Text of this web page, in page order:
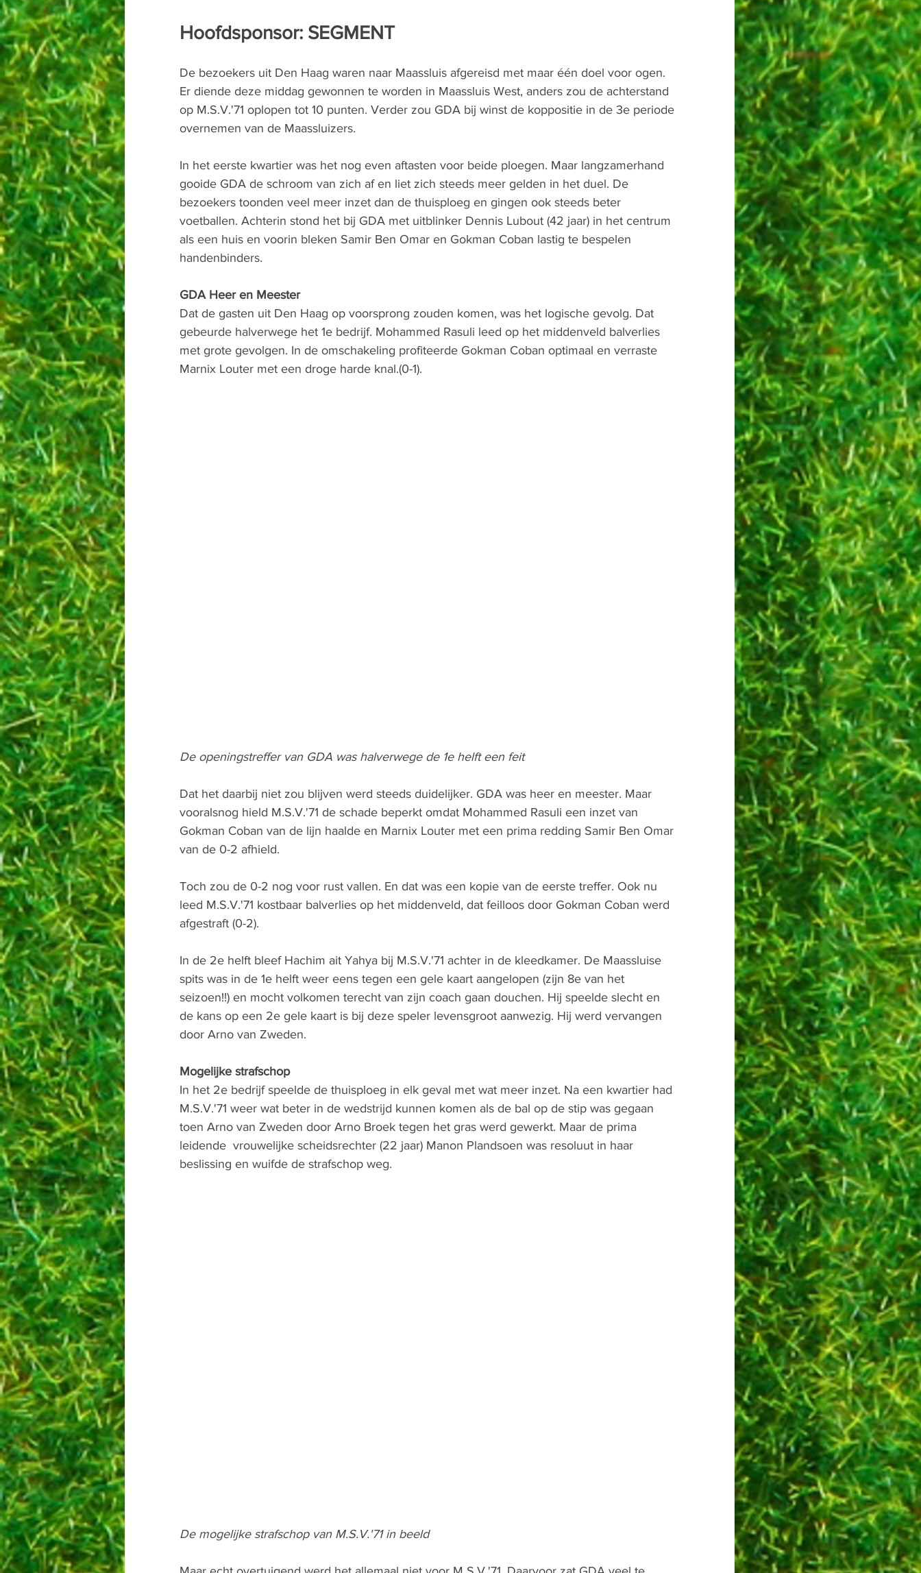
Hoofdsponsor: SEGMENT
De bezoekers uit Den Haag waren naar Maassluis afgereisd met maar één doel voor ogen.
Er diende deze middag gewonnen te worden in Maassluis West, anders zou de achterstand
op M.S.V.'71 oplopen tot 10 punten. Verder zou GDA bij winst de koppositie in de 3e periode
overnemen van de Maassluizers.
In het eerste kwartier was het nog even aftasten voor beide ploegen. Maar langzamerhand
gooide GDA de schroom van zich af en liet zich steeds meer gelden in het duel. De
bezoekers toonden veel meer inzet dan de thuisploeg en gingen ook steeds beter
voetballen. Achterin stond het bij GDA met uitblinker Dennis Lubout (42 jaar) in het centrum
als een huis en voorin bleken Samir Ben Omar en Gokman Coban lastig te bespelen
handenbinders.
GDA Heer en Meester
Dat de gasten uit Den Haag op voorsprong zouden komen, was het logische gevolg. Dat
gebeurde halverwege het 1e bedrijf. Mohammed Rasuli leed op het middenveld balverlies
met grote gevolgen. In de omschakeling profiteerde Gokman Coban optimaal en verraste
Marnix Louter met een droge harde knal.(0-1).
De openingstreffer van GDA was halverwege de 1e helft een feit
Dat het daarbij niet zou blijven werd steeds duidelijker. GDA was heer en meester. Maar
vooralsnog hield M.S.V.'71 de schade beperkt omdat Mohammed Rasuli een inzet van
Gokman Coban van de lijn haalde en Marnix Louter met een prima redding Samir Ben Omar
van de 0-2 afhield.
Toch zou de 0-2 nog voor rust vallen. En dat was een kopie van de eerste treffer. Ook nu
leed M.S.V.'71 kostbaar balverlies op het middenveld, dat feilloos door Gokman Coban werd
afgestraft (0-2).
In de 2e helft bleef Hachim ait Yahya bij M.S.V.'71 achter in de kleedkamer. De Maassluise
spits was in de 1e helft weer eens tegen een gele kaart aangelopen (zijn 8e van het
seizoen!!) en mocht volkomen terecht van zijn coach gaan douchen. Hij speelde slecht en
de kans op een 2e gele kaart is bij deze speler levensgroot aanwezig. Hij werd vervangen
door Arno van Zweden.
Mogelijke strafschop
In het 2e bedrijf speelde de thuisploeg in elk geval met wat meer inzet. Na een kwartier had
M.S.V.'71 weer wat beter in de wedstrijd kunnen komen als de bal op de stip was gegaan
toen Arno van Zweden door Arno Broek tegen het gras werd gewerkt. Maar de prima
leidende  vrouwelijke scheidsrechter (22 jaar) Manon Plandsoen was resoluut in haar
beslissing en wuifde de strafschop weg.
De mogelijke strafschop van M.S.V.'71 in beeld